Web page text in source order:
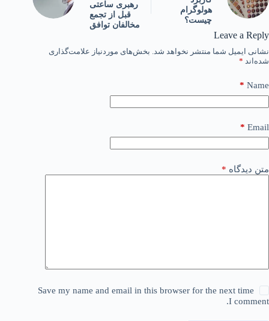
هولوگرام
چیست؟
رهبری ساعتی
قبل از تجمع
مخالفان توافق
Leave a Reply
نشانی ایمیل شما منتشر نخواهد شد. بخش‌های موردنیاز علامت‌گذاری
شده‌اند *
Name
*
Email
*
متن دیدگاه *
Save my name and email in this browser for the next time
I comment.